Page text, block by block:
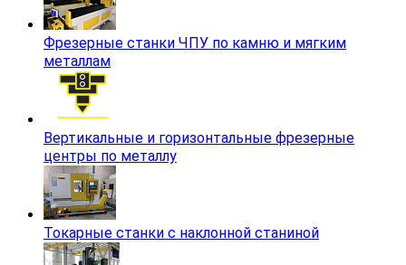
Фрезерные станки ЧПУ по камню и мягким
металлам
Вертикальные и горизонтальные фрезерные
центры по металлу
Токарные станки с наклонной станиной